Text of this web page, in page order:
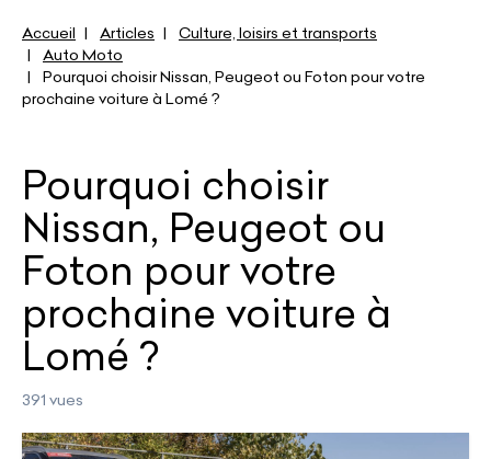
Accueil Articles
Culture, loisirs et transports
Auto Moto
Pourquoi choisir Nissan, Peugeot ou Foton pour votre
prochaine voiture à Lomé ?
Pourquoi choisir
Nissan, Peugeot ou
Foton pour votre
prochaine voiture à
Lomé ?
391 vues